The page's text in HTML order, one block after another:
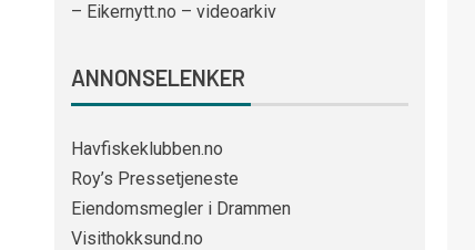
– Eikernytt.no – videoarkiv
ANNONSELENKER
Havfiskeklubben.no
Roy’s Pressetjeneste
Eiendomsmegler i Drammen
Visithokksund.no